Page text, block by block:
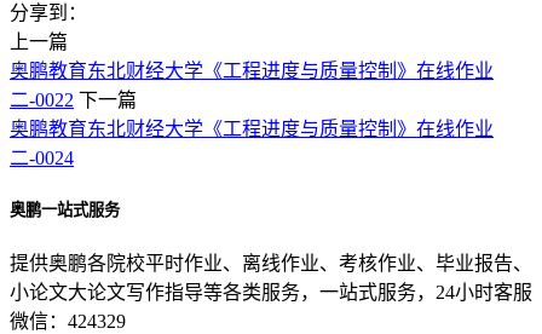
分享到：
上一篇
奥鹏教育东北财经大学《工程进度与质量控制》在线作业
二-0022 下一篇
奥鹏教育东北财经大学《工程进度与质量控制》在线作业
二-0024
奥鹏一站式服务
提供奥鹏各院校平时作业、离线作业、考核作业、毕业报告、
小论文大论文写作指导等各类服务，一站式服务，24小时客服
微信：424329